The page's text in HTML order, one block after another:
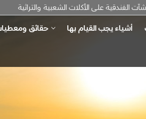
على الأكلات الشعبية والتراثية
أشياء يجب القيام بها حقائق